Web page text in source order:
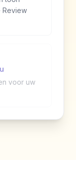
Review
voor uw